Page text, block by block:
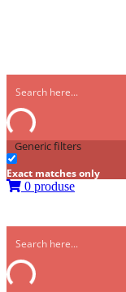
Generic filters
Exact matches only
0 produse